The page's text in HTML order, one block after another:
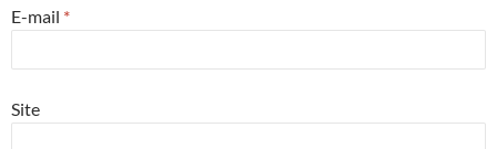
E-mail *
Site